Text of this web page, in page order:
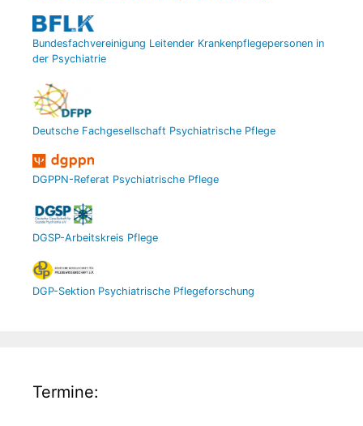
Bundesfachvereinigung Leitender Krankenpflegepersonen in
der Psychiatrie
Deutsche Fachgesellschaft Psychiatrische Pflege
DGPPN-Referat Psychiatrische Pflege
DGSP-Arbeitskreis Pflege
DGP-Sektion Psychiatrische Pflegeforschung
Termine: